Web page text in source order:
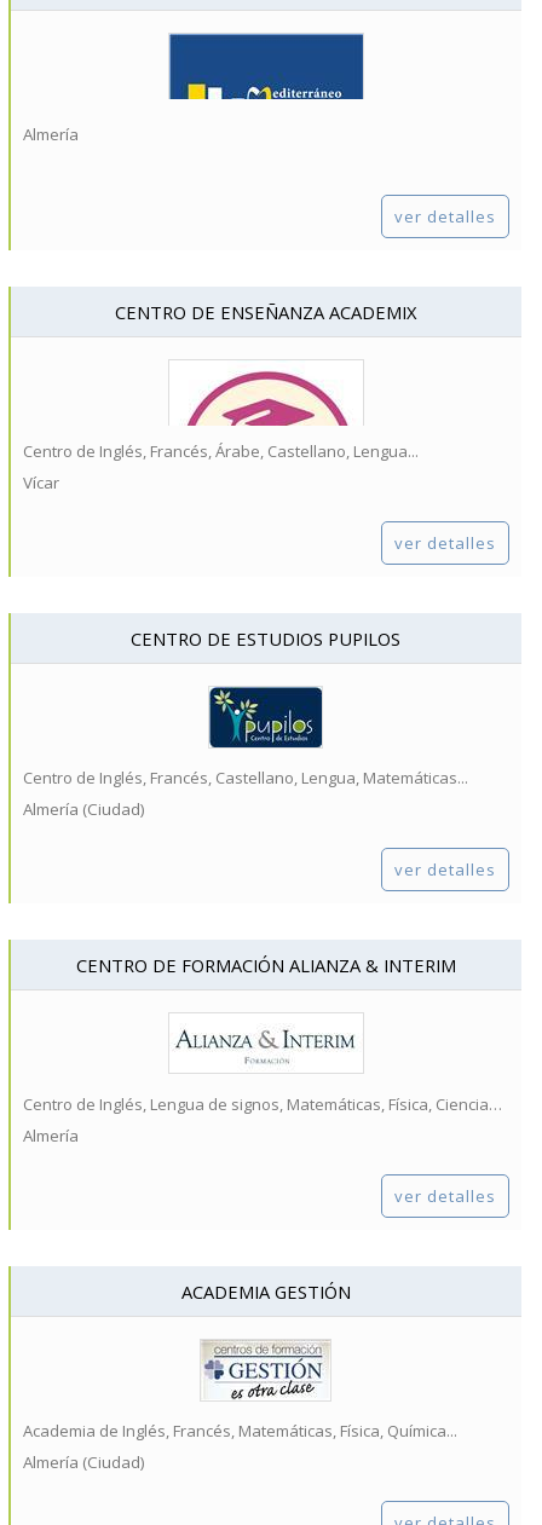
Almería
ver detalles
CENTRO DE ENSEÑANZA ACADEMIX
Centro de Inglés, Francés, Árabe, Castellano, Lengua...
Vícar
ver detalles
CENTRO DE ESTUDIOS PUPILOS
Centro de Inglés, Francés, Castellano, Lengua, Matemáticas...
Almería (Ciudad)
ver detalles
CENTRO DE FORMACIÓN ALIANZA & INTERIM
Centro de Inglés, Lengua de signos, Matemáticas, Física, Ciencias General...
Almería
ver detalles
ACADEMIA GESTIÓN
Academia de Inglés, Francés, Matemáticas, Física, Química...
Almería (Ciudad)